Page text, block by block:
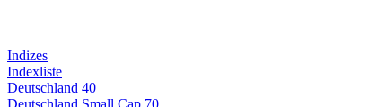
Indizes
Indexliste
Deutschland 40
Deutschland Small Cap 70